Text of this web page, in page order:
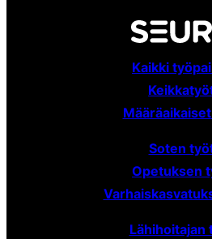
Kaikki
Määräaikaiset
Soten
Opetuksen
Lähihoitajan